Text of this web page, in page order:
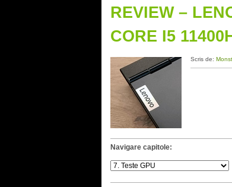
REVIEW –
CORE I5
Scris de:
Navigare capitole: